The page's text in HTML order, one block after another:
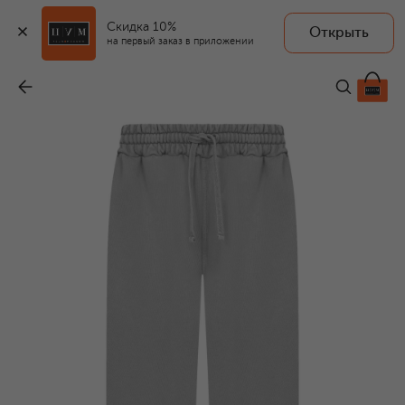
Скидка 10%
на первый заказ в приложении
Открыть
ROADLESS
20 650 ₽